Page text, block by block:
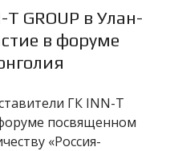
GROUP в Улан-
в форуме
ГК INN-T
посвященном
«Россия-